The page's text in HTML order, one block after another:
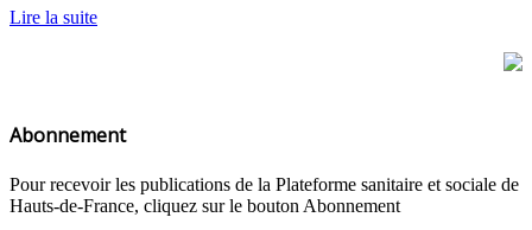
Lire la suite
Abonnement
Pour recevoir les publications de la Plateforme sanitaire et sociale de
Hauts-de-France, cliquez sur le bouton Abonnement